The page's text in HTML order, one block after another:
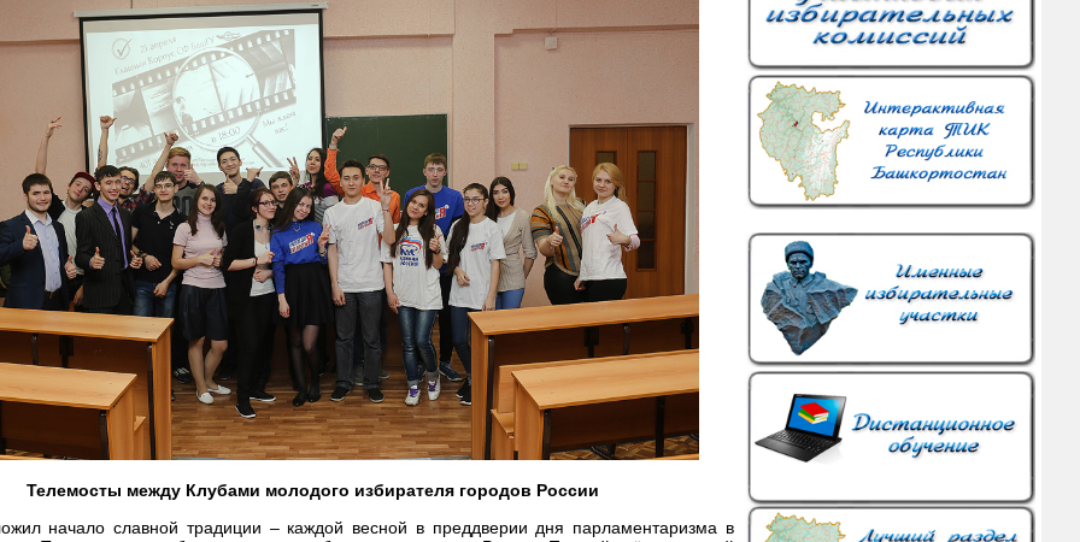
Телемосты между Клубами молодого избирателя городов России
начало славной традиции – каждой весной в преддверии дня парламентаризма в